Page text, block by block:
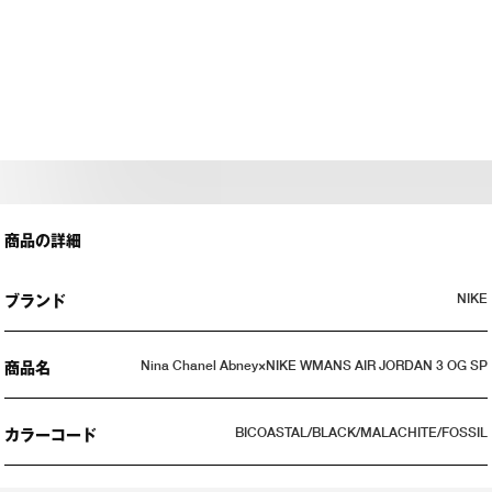
商品の詳細
ブランド NIKE
商品名 Nina Chanel Abney×NIKE WMANS AIR JORDAN 3 OG SP
カラーコード BICOASTAL/BLACK/MALACHITE/FOSSIL